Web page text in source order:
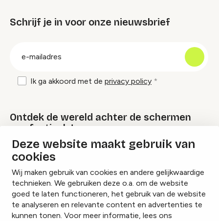
Deze website maakt gebruik van
cookies
Wij maken gebruik van cookies en andere gelijkwaardige
technieken. We gebruiken deze o.a. om de website
goed te laten functioneren, het gebruik van de website
te analyseren en relevante content en advertenties te
kunnen tonen. Voor meer informatie, lees ons
Schrijf je in voor onze nieuwsbrief
Ik ga akkoord met de privacy policy
Ontdek de wereld achter de schermen
van festivals!
Lees onze Festival Specials
InstagramFacebookLinkedIn